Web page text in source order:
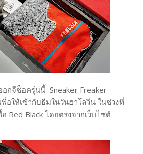
กจีช็อครุ่นนี้ Sneaker Freaker
อให้เข้ากับธีมในวันฮาโลวีน ในช่วงที่
Red Black โดยตรงจากเว็บไซต์